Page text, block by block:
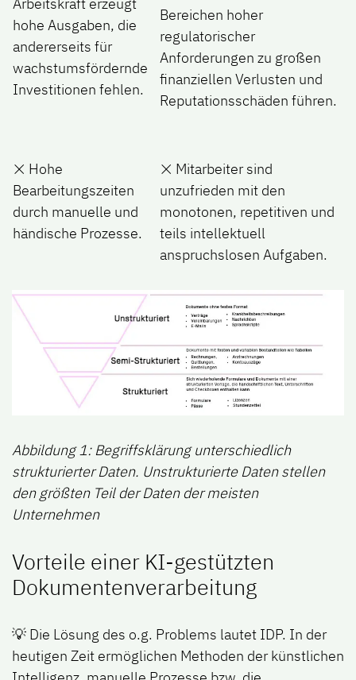
hohe Ausgaben, die
andererseits für
wachstumsfördernde
Investitionen fehlen.
Bereichen hoher
regulatorischer
Anforderungen zu großen
finanziellen Verlusten und
Reputationsschäden führen.
❌ Hohe
Bearbeitungszeiten
durch manuelle und
händische Prozesse.
❌ Mitarbeiter sind
unzufrieden mit den
monotonen, repetitiven und
teils intellektuell
anspruchslosen Aufgaben.
Abbildung 1: Begriffsklärung unterschiedlich
strukturierter Daten. Unstrukturierte Daten stellen
den größten Teil der Daten der meisten
Unternehmen
Vorteile einer KI-gestützten
Dokumentenverarbeitung
💡 Die Lösung des o.g. Problems lautet IDP. In der
heutigen Zeit ermöglichen Methoden der künstlichen